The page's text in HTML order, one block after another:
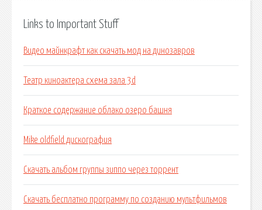
Links to Important Stuff
Видео майнкрафт как скачать мод на динозавров
Театр киноактера схема зала 3d
Краткое содержание облако озеро башня
Mike oldfield дискография
Скачать альбом группы зиппо через торрент
Скачать бесплатно программу по созданию мультфильмов